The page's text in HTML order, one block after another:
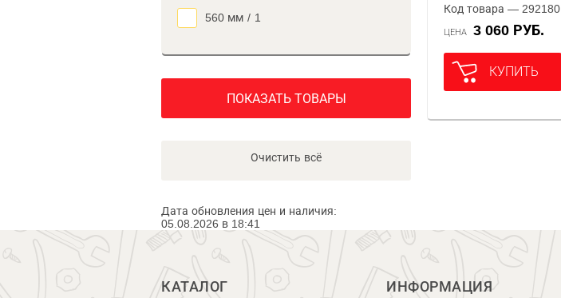
560 мм / 1
ПОКАЗАТЬ ТОВАРЫ
Очистить всё
Дата обновления цен и наличия:
05.08.2026 в 18:41
Код товара — 292180
ЦЕНА 3 060 РУБ.
КУПИТЬ
КАТАЛОГ ИНФОРМАЦИЯ